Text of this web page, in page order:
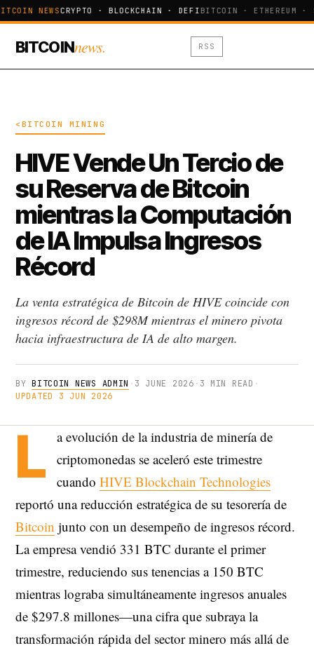
NEWSCRYPTO · BLOCKCHAIN · DEFIBITCOIN · ETHEREUM ·
BITCOINnews. RSS
<BITCOIN MINING
HIVE Vende Un Tercio de
su Reserva de Bitcoin
mientras la Computación
de IA Impulsa Ingresos
Récord
La venta estratégica de Bitcoin de HIVE coincide con
ingresos récord de $298M mientras el minero pivota
hacia infraestructura de IA de alto margen.
BYBITCOIN NEWS ADMIN · 3 JUNE 2026 · 3 MIN READ ·
UPDATED 3 JUN 2026
L
a evolución de la industria de minería de
criptomonedas se aceleró este trimestre
cuando HIVE Blockchain Technologies
reportó una reducción estratégica de su tesorería de
Bitcoin junto con un desempeño de ingresos récord.
La empresa vendió 331 BTC durante el primer
trimestre, reduciendo sus tenencias a 150 BTC
mientras lograba simultáneamente ingresos anuales
de $297.8 millones—una cifra que subraya la
transformación rápida del sector minero más allá de